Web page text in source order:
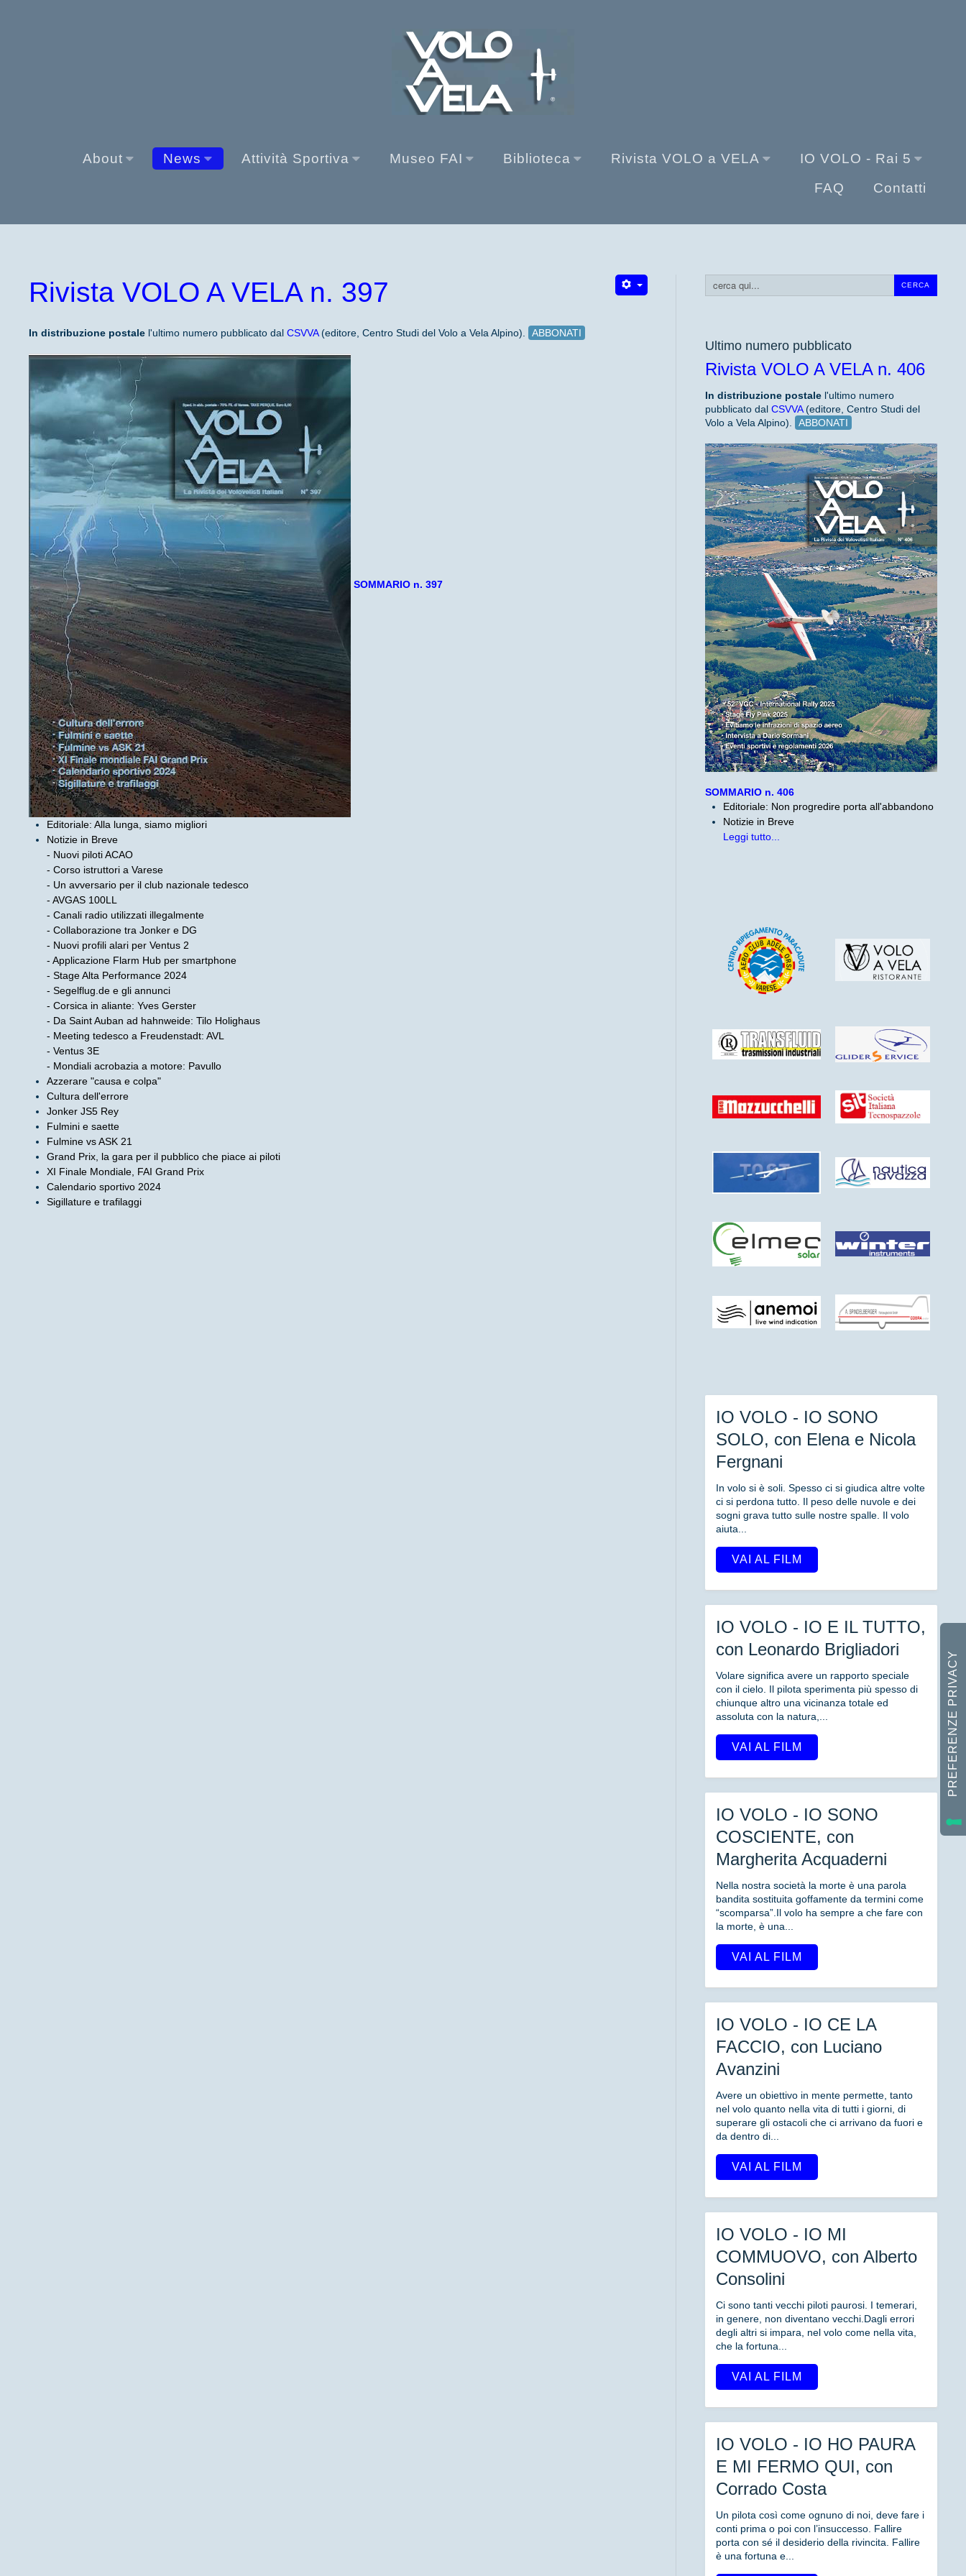
About News Attività Sportiva Museo FAI Biblioteca Rivista VOLO a VELA
IO VOLO - Rai 5
FAQ
Contatti
CERCA
Cerca...
Ultimo numero pubblicato
Rivista VOLO A VELA n. 406
In distribuzione postalel'ultimo numero
pubblicato dal CSVVA(editore, Centro Studi del
Volo a Vela Alpino).
ABBONATI
SOMMARIO n. 406
Editoriale: Non progredire porta all'abbandono
Notizie in Breve
Leggi tutto...
IO VOLO - IO SONO
SOLO, con Elena e Nicola
Fergnani
In volo si è soli. Spesso ci si giudica altre volte
ci si perdona tutto. Il peso delle nuvole e dei
sogni grava tutto sulle nostre spalle. Il volo
aiuta...
VAI AL FILM
IO VOLO - IO E IL TUTTO,
con Leonardo Brigliadori
Volare significa avere un rapporto speciale
con il cielo. Il pilota sperimenta più spesso di
chiunque altro una vicinanza totale ed
assoluta con la natura,...
VAI AL FILM
IO VOLO - IO SONO
COSCIENTE, con
Margherita Acquaderni
Nella nostra società la morte è una parola
bandita sostituita goffamente da termini come
“scomparsa”.Il volo ha sempre a che fare con
la morte, è una...
VAI AL FILM
IO VOLO - IO CE LA
FACCIO, con Luciano
Avanzini
Avere un obiettivo in mente permette, tanto
nel volo quanto nella vita di tutti i giorni, di
superare gli ostacoli che ci arrivano da fuori e
da dentro di...
VAI AL FILM
IO VOLO - IO MI
COMMUOVO, con Alberto
Consolini
Ci sono tanti vecchi piloti paurosi. I temerari,
in genere, non diventano vecchi.Dagli errori
degli altri si impara, nel volo come nella vita,
che la fortuna...
VAI AL FILM
IO VOLO - IO HO PAURA
E MI FERMO QUI, con
Corrado Costa
Un pilota così come ognuno di noi, deve fare i
conti prima o poi con l’insuccesso. Fallire
porta con sé il desiderio della rivincita. Fallire
è una fortuna e...
Rivista VOLO A VELA n. 397
In distribuzione postale l'ultimo numero pubblicato dal CSVVA(editore, Centro Studi del Volo a Vela Alpino). ABBONATI
SOMMARIO n. 397
Editoriale: Alla lunga, siamo migliori
Notizie in Breve
- Nuovi piloti ACAO
- Corso istruttori a Varese
- Un avversario per il club nazionale tedesco
- AVGAS 100LL
- Canali radio utilizzati illegalmente
- Collaborazione tra Jonker e DG
- Nuovi profili alari per Ventus 2
- Applicazione Flarm Hub per smartphone
- Stage Alta Performance 2024
- Segelflug.de e gli annunci
- Corsica in aliante: Yves Gerster
- Da Saint Auban ad hahnweide: Tilo Holighaus
- Meeting tedesco a Freudenstadt: AVL
- Ventus 3E
- Mondiali acrobazia a motore: Pavullo
Azzerare "causa e colpa"
Cultura dell'errore
Jonker JS5 Rey
Fulmini e saette
Fulmine vs ASK 21
Grand Prix, la gara per il pubblico che piace ai piloti
XI Finale Mondiale, FAI Grand Prix
Calendario sportivo 2024
Sigillature e trafilaggi